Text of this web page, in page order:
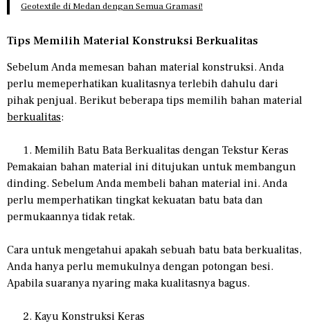
Geotextile di Medan dengan Semua Gramasi!
Tips Memilih Material Konstruksi Berkualitas
Sebelum Anda memesan bahan material konstruksi. Anda
perlu memeperhatikan kualitasnya terlebih dahulu dari
pihak penjual. Berikut beberapa tips memilih bahan material
berkualitas:
Memilih Batu Bata Berkualitas dengan Tekstur Keras
Pemakaian bahan material ini ditujukan untuk membangun
dinding. Sebelum Anda membeli bahan material ini. Anda
perlu memperhatikan tingkat kekuatan batu bata dan
permukaannya tidak retak.
Cara untuk mengetahui apakah sebuah batu bata berkualitas,
Anda hanya perlu memukulnya dengan potongan besi.
Apabila suaranya nyaring maka kualitasnya bagus.
Kayu Konstruksi Keras